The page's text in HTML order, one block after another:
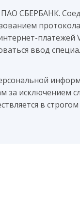
СБЕРБАНК.
протокола
платежей
ввод
за исключением
в строгом